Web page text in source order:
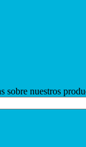
sobre nuestros